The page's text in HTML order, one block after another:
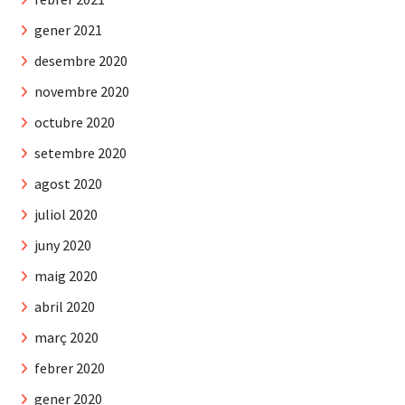
gener 2021
desembre 2020
novembre 2020
octubre 2020
setembre 2020
agost 2020
juliol 2020
juny 2020
maig 2020
abril 2020
març 2020
febrer 2020
gener 2020